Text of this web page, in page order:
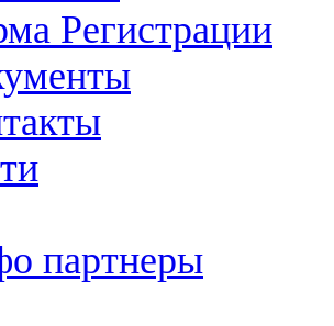
Регистрации
партнеры